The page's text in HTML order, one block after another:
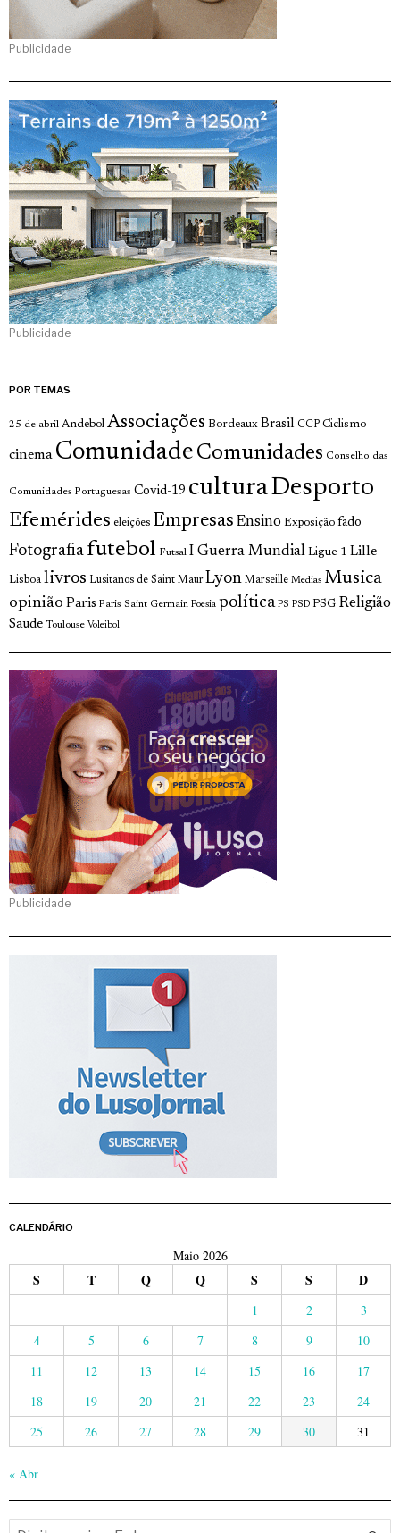
Publicidade
Publicidade
POR TEMAS
25 de abril Andebol Associações Bordeaux Brasil CCP Ciclismo
cinema Comunidade Comunidades Conselho das
Comunidades Portuguesas Covid-19 culturaDesporto
Efemérides eleições Empresas Ensino Exposição fado
Fotografia futebol Futsal I Guerra Mundial Ligue 1 Lille
Lisboa livros Lusitanos de Saint Maur Lyon Marseille Medias Musica
opinião Paris Paris Saint Germain Poesia política PS PSD PSG Religião
Saude Toulouse Voleibol
Publicidade
CALENDÁRIO
Maio 2026
S T Q Q S S D
1 2
3
4
5 6 7 8 9
10
11
12 13 14 15 16
17
18
19 20 21 22 23
24
25
26 27 28 29 30 31
« Abr